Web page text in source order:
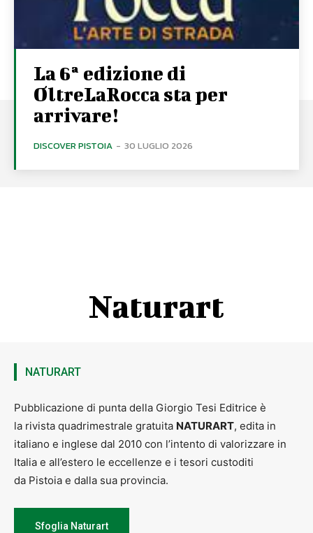
La 6ª edizione di
OltreLaRocca sta per
arrivare!
DISCOVER PISTOIA - 30 LUGLIO 2026
Naturart
NATURART
Pubblicazione di punta della Giorgio Tesi Editrice è
la rivista quadrimestrale gratuita NATURART, edita in
italiano e inglese dal 2010 con l’intento di valorizzare in
Italia e all’estero le eccellenze e i tesori custoditi
da Pistoia e dalla sua provincia.
Sfoglia Naturart